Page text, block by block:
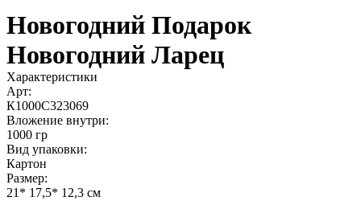
Новогодний Подарок
Новогодний Ларец
Характеристики
Арт:
К1000С323069
Вложение внутри:
1000 гр
Вид упаковки:
Картон
Размер:
21* 17,5* 12,3 см